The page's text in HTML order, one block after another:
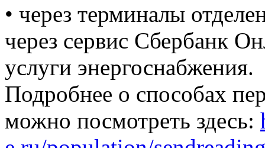
• через терминалы
через сервис Сбербанк
услуги энергоснабжения.
Подробнее о способах
можно посмотреть здесь: